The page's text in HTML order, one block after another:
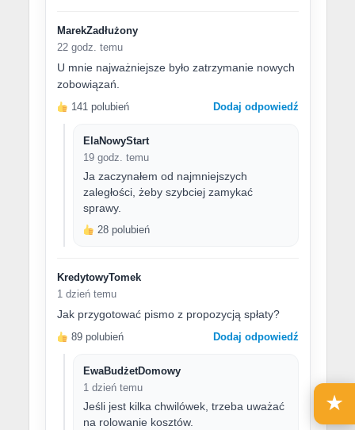
MarekZadłużony
22 godz. temu
U mnie najważniejsze było zatrzymanie nowych
zobowiązań.
141 polubień Dodaj odpowiedź
ElaNowyStart
19 godz. temu
Ja zaczynałem od najmniejszych
zaległości, żeby szybciej zamykać
sprawy.
28 polubień
KredytowyTomek
1 dzień temu
Jak przygotować pismo z propozycją spłaty?
89 polubień Dodaj odpowiedź
EwaBudżetDomowy
1 dzień temu
Jeśli jest kilka chwilówek, trzeba uważać
na rolowanie kosztów.
★